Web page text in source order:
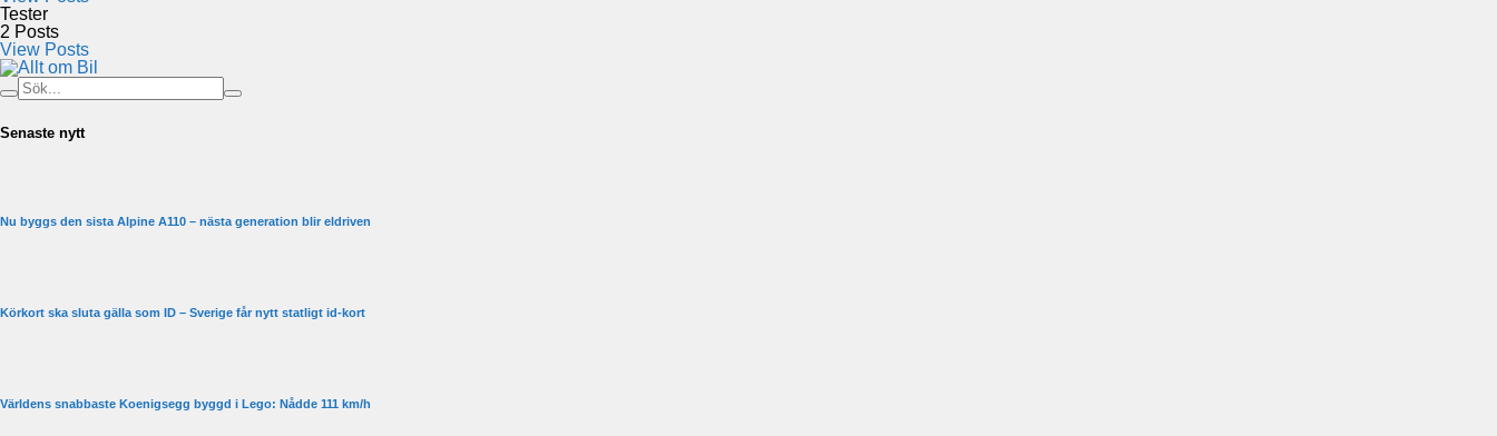
Tester
2 Posts
View Posts
Senaste nytt
Nu byggs den sista Alpine A110 – nästa generation blir eldriven
Körkort ska sluta gälla som ID – Sverige får nytt statligt id-kort
Världens snabbaste Koenigsegg byggd i Lego: Nådde 111 km/h